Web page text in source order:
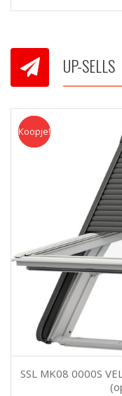
UP-SELLS
Koopje
Koopje!
SSL MK08 0000S